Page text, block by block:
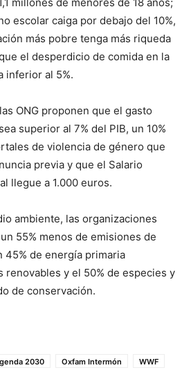
escolar caiga por debajo del 10%,
más pobre tenga más riqueda
el desperdicio de comida en la
inferior al 5%.
ONG proponen que el gasto
superior al 7% del PIB, un 10%
de violencia de género que
previa y que el Salario
llegue a 1.000 euros.
ambiente, las organizaciones
55% menos de emisiones de
de energía primaria
renovables y el 50% de especies y
de conservación.
2030 Oxfam Intermón WWF